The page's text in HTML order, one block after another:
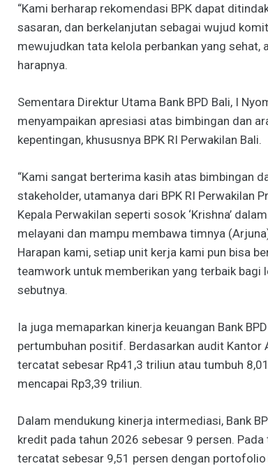
“Kami berharap rekomendasi BPK dapat
sasaran, dan berkelanjutan sebagai wujud
mewujudkan tata kelola perbankan yang sehat,
harapnya.
Sementara Direktur Utama Bank BPD Bali, I
menyampaikan apresiasi atas bimbingan dan
kepentingan, khususnya BPK RI Perwakilan Bali.
“Kami sangat berterima kasih atas bimbingan
stakeholder, utamanya dari BPK RI Perwakilan
Kepala Perwakilan seperti sosok ‘Krishna’
melayani dan mampu membawa timnya
Harapan kami, setiap unit kerja kami pun bisa
teamwork untuk memberikan yang terbaik bagi
sebutnya.
Ia juga memaparkan kinerja keuangan Bank
pertumbuhan positif. Berdasarkan audit Kantor
tercatat sebesar Rp41,3 triliun atau tumbuh
mencapai Rp3,39 triliun.
Dalam mendukung kinerja intermediasi, Bank
kredit pada tahun 2026 sebesar 9 persen.
tercatat sebesar 9,51 persen dengan